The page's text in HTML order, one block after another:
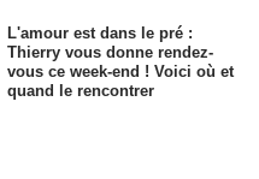
L'amour est dans le pré :
Thierry vous donne rendez-
vous ce week-end ! Voici où et
quand le rencontrer